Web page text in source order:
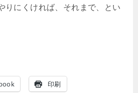
りにくければ、それまで、とい
印刷